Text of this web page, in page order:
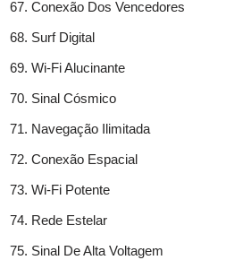
Conexão Dos Vencedores
Surf Digital
Wi-Fi Alucinante
Sinal Cósmico
Navegação Ilimitada
Conexão Espacial
Wi-Fi Potente
Rede Estelar
Sinal De Alta Voltagem